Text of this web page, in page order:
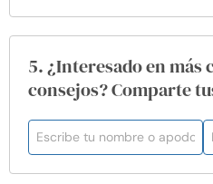
5. ¿Interesado en
consejos? Comparte